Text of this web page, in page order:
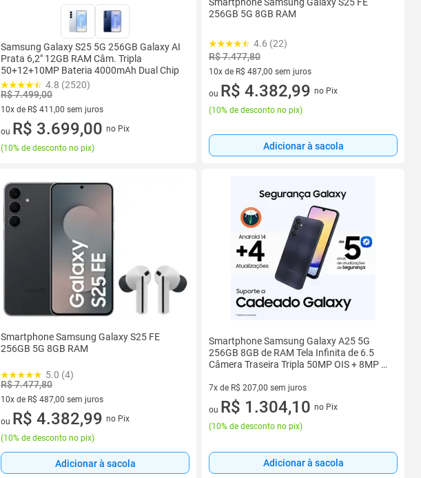
Samsung Galaxy S25 5G 256GB Galaxy AI
Prata 6,2" 12GB RAM Câm. Tripla
50+12+10MP Bateria 4000mAh Dual Chip
4.8 (2520)
R$ 7.499,00
10x de R$ 411,00 sem juros
10 vez de R$ 411,00 sem juros
ou R$ 3.699,00 no Pix
(10% de desconto no pix)
256GB 5G 8GB RAM
4.6 (22)
R$ 7.477,80
10x de R$ 487,00 sem juros
10 vez de R$ 487,00 sem juros
ou R$ 4.382,99 no Pix
(10% de desconto no pix)
Adicionar à sacola
Smartphone Samsung Galaxy S25 FE
256GB 5G 8GB RAM
5.0 (4)
R$ 7.477,80
10x de R$ 487,00 sem juros
10 vez de R$ 487,00 sem juros
ou R$ 4.382,99 no Pix
(10% de desconto no pix)
Adicionar à sacola
Smartphone Samsung Galaxy A25 5G
256GB 8GB de RAM Tela Infinita de 6.5
Câmera Traseira Tripla 50MP OIS + 8MP +
7x de R$ 207,00 sem juros
7 vez de R$ 207,00 sem juros
ou R$ 1.304,10 no Pix
(10% de desconto no pix)
Adicionar à sacola